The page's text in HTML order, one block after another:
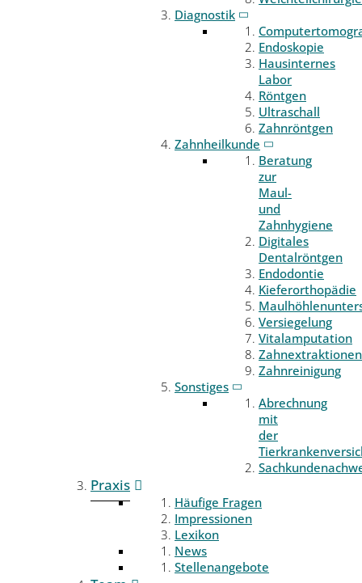
Diagnostik
Endoskopie
Hausinternes
Labor
Röntgen
Ultraschall
Zahnröntgen
Zahnheilkunde
Beratung
zur
Maul-
und
Zahnhygiene
Digitales
Dentalröntgen
Endodontie
Kieferorthopädie
Versiegelung
Vitalamputation
Zahnextraktionen
Zahnreinigung
Sonstiges
Abrechnung
mit
der
Praxis
Häufige Fragen
Impressionen
Lexikon
News
Stellenangebote